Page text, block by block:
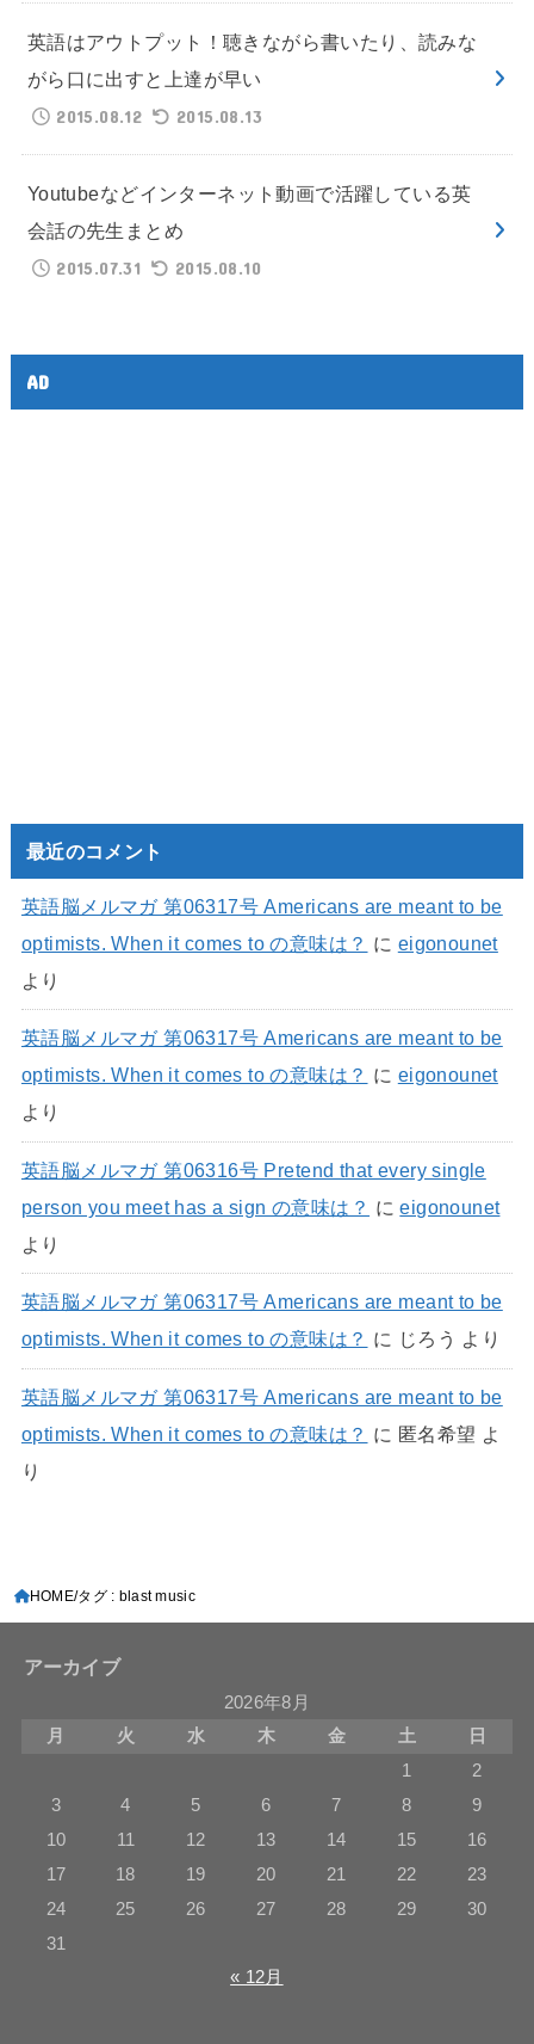
英語はアウトプット！聴きながら書いたり、読みな
がら口に出すと上達が早い
2015.08.12
2015.08.13
Youtubeなどインターネット動画で活躍している英
会話の先生まとめ
2015.07.31
2015.08.10
AD
最近のコメント
英語脳メルマガ 第06317号 Americans are meant to be
optimists. When it comes to の意味は？ に eigonounet
より
英語脳メルマガ 第06317号 Americans are meant to be
optimists. When it comes to の意味は？ に eigonounet
より
英語脳メルマガ 第06316号 Pretend that every single
person you meet has a sign の意味は？ にeigonounet
より
英語脳メルマガ 第06317号 Americans are meant to be
optimists. When it comes to の意味は？ に じろう より
英語脳メルマガ 第06317号 Americans are meant to be
optimists. When it comes to の意味は？ に 匿名希望 よ
り
HOME タグ : blast music
アーカイブ
2026年8月
月
火 水 木 金 土
日
1
2
3
4 5 6 7 8
9
10
11 12 13 14 15
16
17
18 19 20 21 22
23
24
25 26 27 28 29
30
31
« 12月